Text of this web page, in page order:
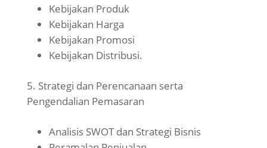
Kebijakan Produk
Kebijakan Harga
Kebijakan Promosi
Kebijakan Distribusi.
Strategi dan Perencanaan serta
Pengendalian Pemasaran
Analisis SWOT dan Strategi Bisnis